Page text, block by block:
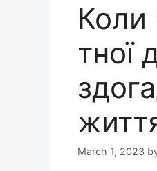
Коли
тної
March 1, 2023